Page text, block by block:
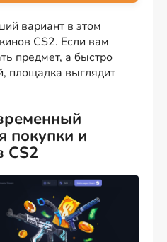
вариант в этом
CS2. Если вам
предмет, а быстро
площадка выглядит
покупки и
CS2